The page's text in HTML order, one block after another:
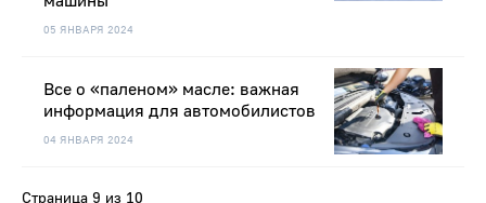
05 ЯНВАРЯ 2024
04 ЯНВАРЯ 2024
Все о «паленом» масле: важная
информация для автомобилистов
Страница 9 из 10